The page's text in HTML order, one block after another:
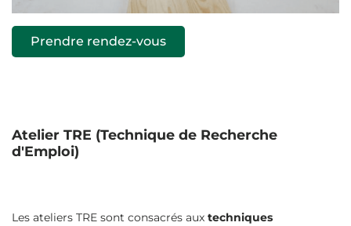
Prendre rendez-vous
Atelier TRE (Technique de Recherche
d'Emploi)
Les ateliers TRE sont consacrés aux techniques